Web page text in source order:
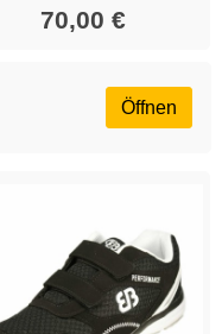
70,00 €
Öffnen